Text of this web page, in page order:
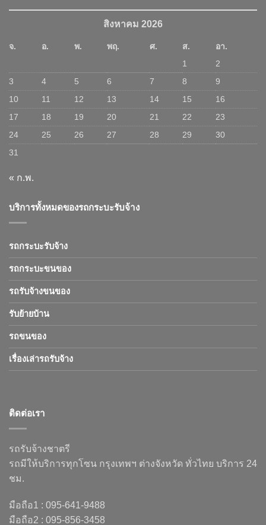
สิงหาคม 2026
จ. อ. พ. พฤ. ศ. ส.
อา.
1
2
3
4 5 6 7 8
9
10
11 12 13 14 15
16
17
18 19 20 21 22
23
24
25 26 27 28 29
30
31
« ก.พ.
บริการทั้งหมดของรถกระบะรับจ้าง
รถกระบะรับจ้าง
รถกระบะขนของ
รถรับจ้างขนของ
รับย้ายบ้าน
รถขนของ
เรื่องเล่ารถรับจ้าง
ติดต่อเรา
รถรับจ้างชาตรี
รถมีให้บริการทุกโซน กรุงเทพฯ ต่างจังหวัด ทั่วไทย บริการ 24
ชม.
มือถือ1 : 095-641-9488
มือถือ2 : 095-856-3458